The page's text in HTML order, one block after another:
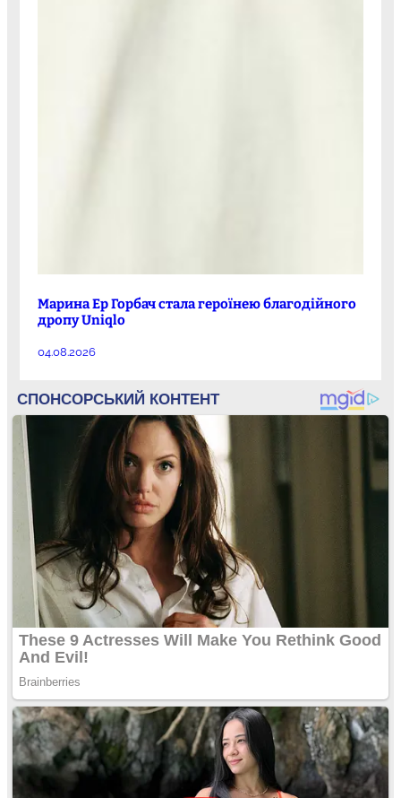
Марина Ер Горбач стала героїнею благодійного
дропу Uniqlo
04.08.2026